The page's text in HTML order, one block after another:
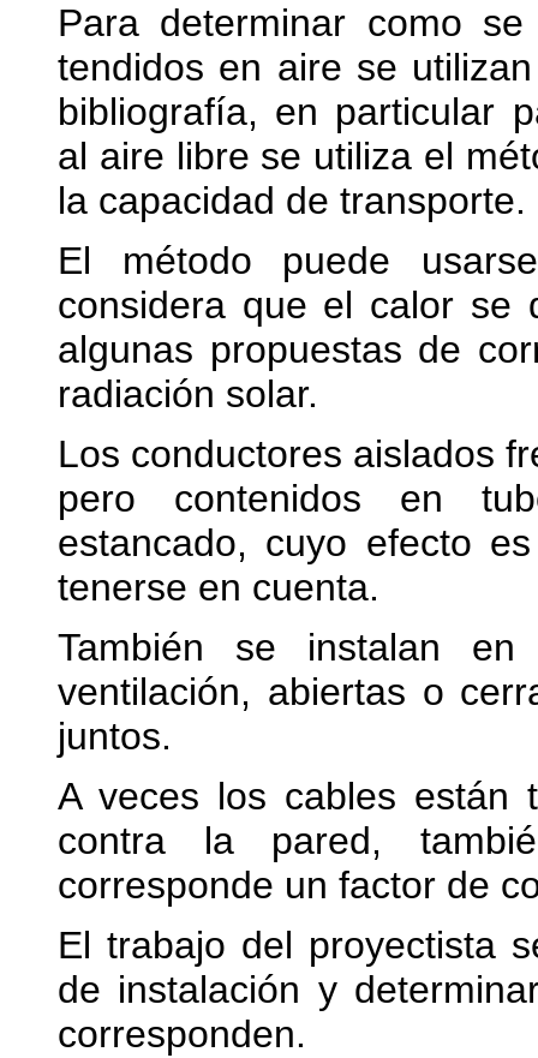
Para determinar como
tendidos en aire se
bibliografía, en particular
al aire libre se utiliza el
la capacidad de transporte.
El método puede
considera que el calor se
algunas propuestas de
radiación solar.
Los conductores aislados
pero contenidos en
estancado, cuyo efecto
tenerse en cuenta.
También se instalan
ventilación, abiertas o
juntos.
A veces los cables están
contra la pared,
corresponde un factor de
El trabajo del proyectista
de instalación y
corresponden.